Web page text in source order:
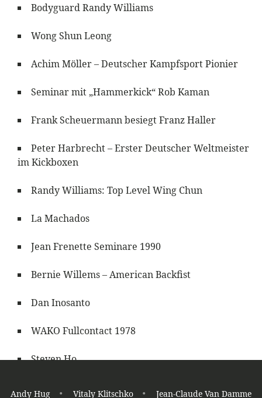
Bodyguard Randy Williams
Wong Shun Leong
Achim Möller – Deutscher Kampfsport Pionier
Seminar mit „Hammerkick“ Rob Kaman
Frank Scheuermann besiegt Franz Haller
Peter Harbrecht – Erster Deutscher Weltmeister
im Kickboxen
Randy Williams: Top Level Wing Chun
La Machados
Jean Frenette Seminare 1990
Bernie Willems – American Backfist
Dan Inosanto
WAKO Fullcontact 1978
Steven Ho
Andy Hug Vitaly Klitschko Jean-Claude Van Damme